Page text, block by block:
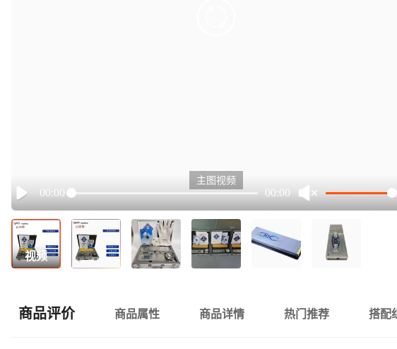
Play
00:00 00:00
主图视频
视频
商品评价 商品属性 商品详情 热门推荐 搭配